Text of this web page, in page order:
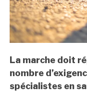
La marche doit
nombre
spécialistes en